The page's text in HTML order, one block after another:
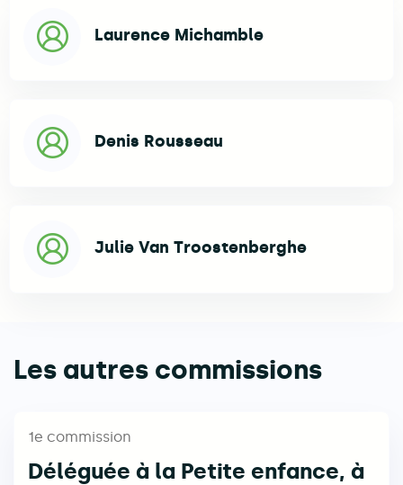
Laurence Michamble
Denis Rousseau
Julie Van Troostenberghe
Les autres commissions
1e commission
Déléguée à la Petite enfance, à